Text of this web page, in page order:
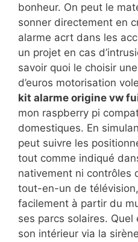
bonheur. On peut le
sonner directement en
alarme acrt dans les
un projet en cas
savoir quoi le choisir
d’euros motorisation
kit alarme origine vw
mon raspberry pi
domestiques. En
peut suivre les
tout comme indiqué
nativement ni contrôles
tout-en-un de
facilement à partir du
ses parcs solaires.
son intérieur via la